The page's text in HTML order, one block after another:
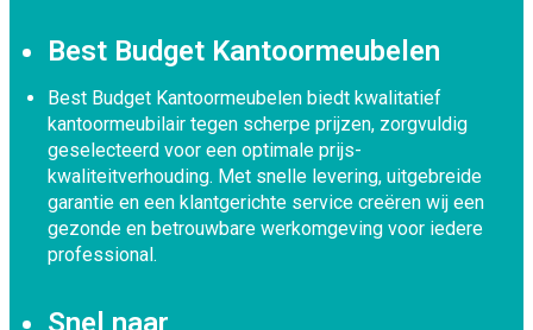
Best Budget Kantoormeubelen
Best Budget Kantoormeubelen biedt kwalitatief
kantoormeubilair tegen scherpe prijzen, zorgvuldig
geselecteerd voor een optimale prijs-
kwaliteitverhouding. Met snelle levering, uitgebreide
garantie en een klantgerichte service creëren wij een
gezonde en betrouwbare werkomgeving voor iedere
professional.
Snel naar